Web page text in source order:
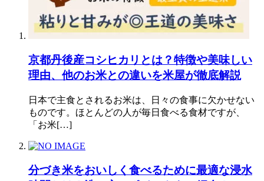
京都丹後産コシヒカリとは？特徴や美味しい
理由、他のお米との違いを米屋が徹底解説
日本で主食とされるお米は、日々の食事に欠かせない
ものです。ほとんどの人が毎日食べる食材ですが、
「お米[…]
分づき米をおいしく食べるために最適な浸水